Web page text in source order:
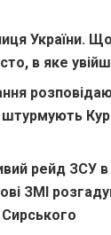
України.
в яке
штурмують
рейд ЗСУ в
ЗМІ